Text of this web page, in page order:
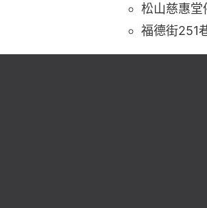
松山慈惠堂
福德街251